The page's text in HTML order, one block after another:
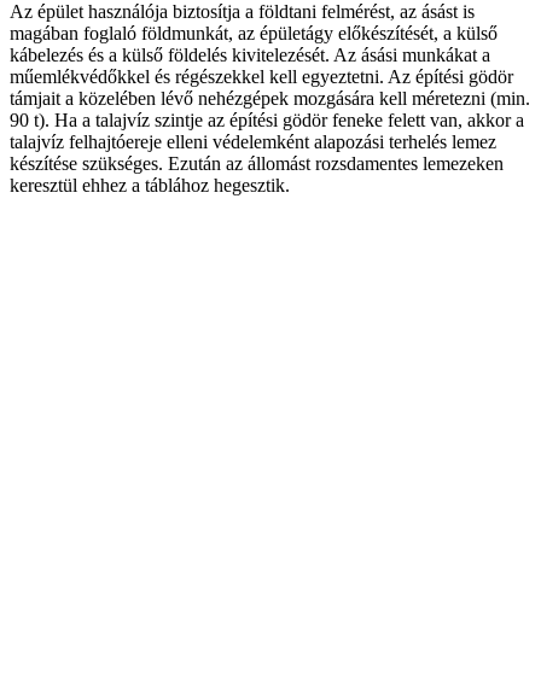
Az épület használója biztosítja a földtani felmérést, az ásást is
magában foglaló földmunkát, az épületágy előkészítését, a külső
kábelezés és a külső földelés kivitelezését. Az ásási munkákat a
műemlékvédőkkel és régészekkel kell egyeztetni. Az építési gödör
támjait a közelében lévő nehézgépek mozgására kell méretezni (min.
90 t). Ha a talajvíz szintje az építési gödör feneke felett van, akkor a
talajvíz felhajtóereje elleni védelemként alapozási terhelés lemez
készítése szükséges. Ezután az állomást rozsdamentes lemezeken
keresztül ehhez a táblához hegesztik.